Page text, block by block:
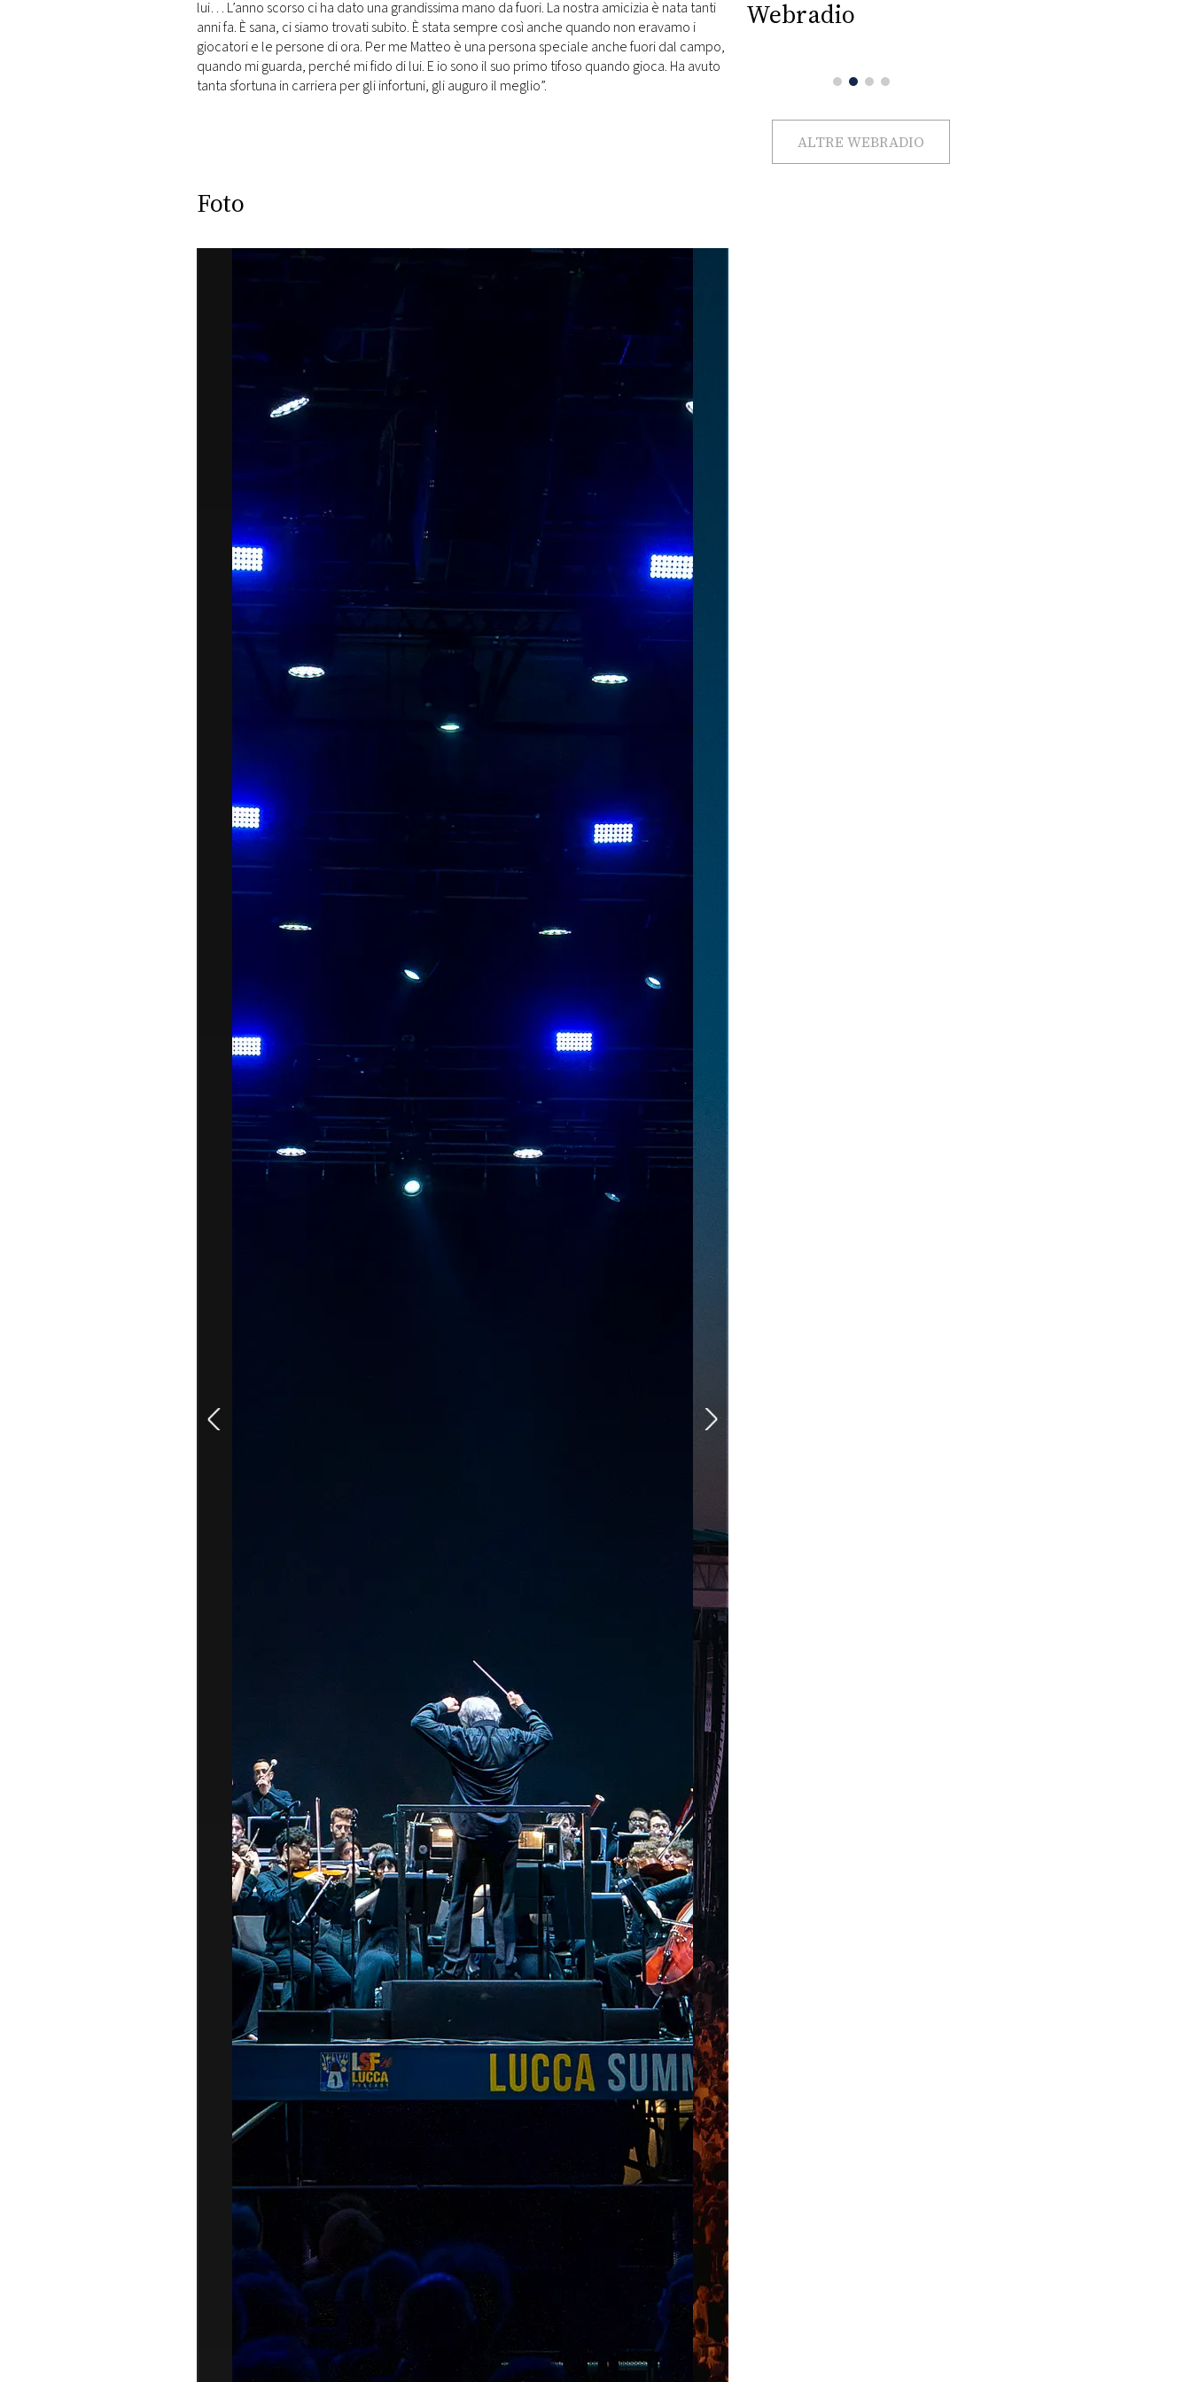
MONACO
RMC
CONSIGLIA
lui… L’anno scorso ci ha dato una grandissima mano da fuori. La nostra amicizia è nata tanti
anni fa. È sana, ci siamo trovati subito. È stata sempre così anche quando non eravamo i
giocatori e le persone di ora. Per me Matteo è una persona speciale anche fuori dal campo,
quando mi guarda, perché mi fido di lui. E io sono il suo primo tifoso quando gioca. Ha avuto
tanta sfortuna in carriera per gli infortuni, gli auguro il meglio”.
Foto
Webradio
ALTRE WEBRADIO